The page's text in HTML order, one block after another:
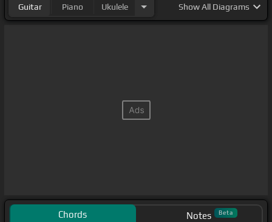
Guitar Piano Ukulele ShowAll Diagrams
Chords Notes Beta